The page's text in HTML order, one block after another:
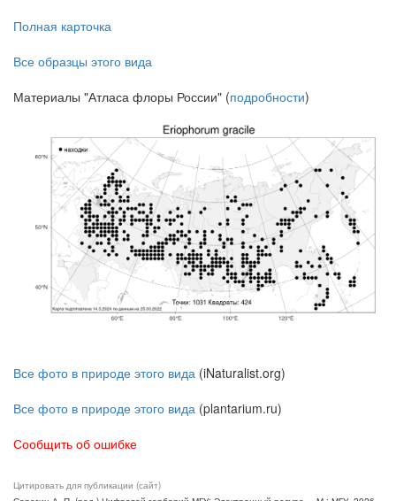
Полная карточка
Все образцы этого вида
Материалы "Атласа флоры России" (подробности)
Все фото в природе этого вида (iNaturalist.org)
Все фото в природе этого вида (plantarium.ru)
Сообщить об ошибке
Цитировать для публикации (сайт)